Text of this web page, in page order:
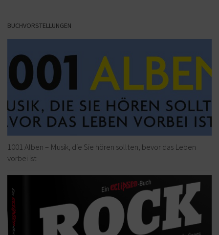
BUCHVORSTELLUNGEN
1001 Alben – Musik, die Sie hören sollten, bevor das Leben
vorbei ist